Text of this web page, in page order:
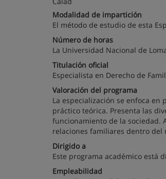
Modalidad de impartición
El método de estudio de esta
Número de horas
La Universidad Nacional de
Titulación oficial
Especialista en Derecho de
Valoración del programa
La especialización se enfoca
práctico teórica. Presenta las
funcionamiento de la sociedad.
relaciones familiares dentro del
Dirigido a
Este programa académico está
Empleabilidad